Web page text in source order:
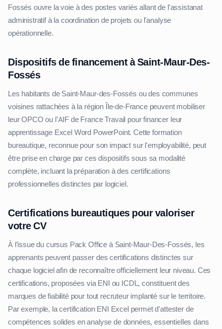
Fossés ouvre la voie à des postes variés allant de l'assistanat
administratif à la coordination de projets ou l'analyse
opérationnelle.
Dispositifs de financement à Saint-Maur-Des-
Fossés
Les habitants de Saint-Maur-des-Fossés ou des communes
voisines rattachées à la région Île-de-France peuvent mobiliser
leur OPCO ou l'AIF de France Travail pour financer leur
apprentissage Excel Word PowerPoint. Cette formation
bureautique, reconnue pour son impact sur l'employabilité, peut
être prise en charge par ces dispositifs sous sa modalité
complète, incluant la préparation à des certifications
professionnelles distinctes par logiciel.
Certifications bureautiques pour valoriser
votre CV
À l'issue du cursus Pack Office à Saint-Maur-Des-Fossés, les
apprenants peuvent passer des certifications distinctes sur
chaque logiciel afin de reconnaître officiellement leur niveau. Ces
certifications, proposées via ENI ou ICDL, constituent des
marques de fiabilité pour tout recruteur implanté sur le territoire.
Par exemple, la certification ENI Excel permet d'attester de
compétences solides en analyse de données, essentielles dans